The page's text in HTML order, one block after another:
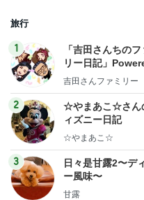
旅行
1
「吉田さんちの
リー日記」
y Ameba 吉田さ
ログ
吉田さんファミリー
2
☆やまあこ☆さん
ィズニー日記
☆やまあこ☆
3
日々是甘露2〜デ
ー風味〜
甘露